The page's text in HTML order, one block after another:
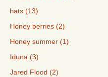
hats (13)
Honey berries (2)
Honey summer (1)
Iduna (3)
Jared Flood (2)